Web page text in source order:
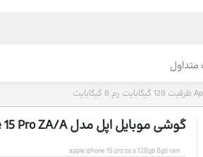
گوشی موبایل اپل مدل Apple iPhone 15 Pro ZA/A ظرفیت 128 گیگابایت رم 8 گیگابایت
apple iphone 15 pro za a 128gb 8gb ram